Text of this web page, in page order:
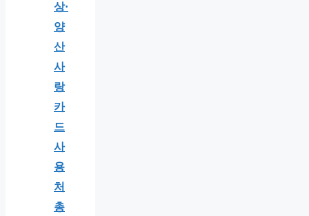
상·
양
산
사
랑
카
드
사
용
처
총